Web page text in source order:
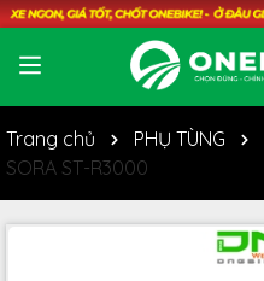
Trang chủ PHỤ TÙNG
SORA ST-R3000